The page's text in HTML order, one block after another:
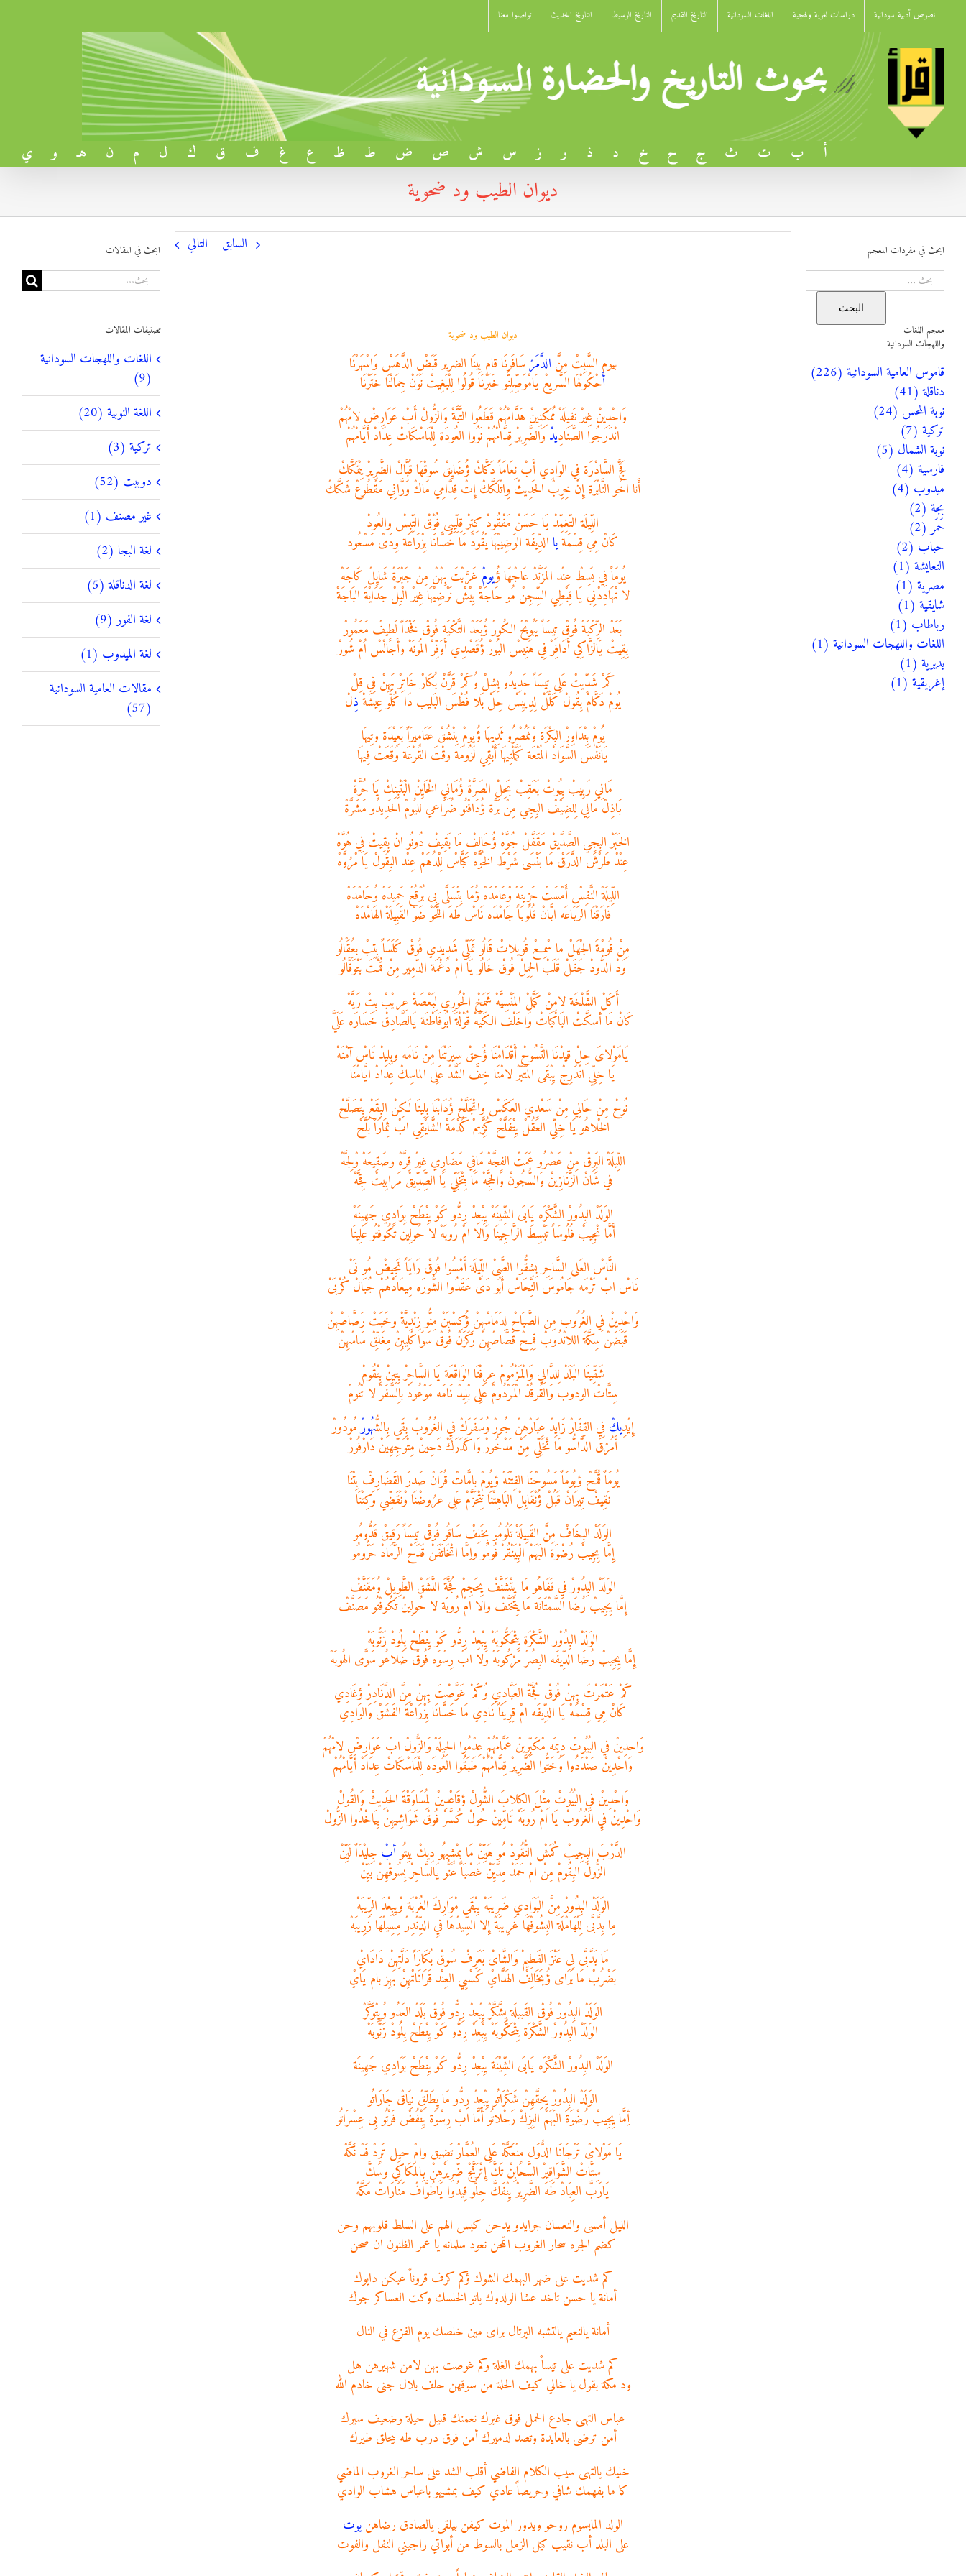
content
نصوص أدبية سودانية دراسات لغوية ولهجية اللغات السودانية التاريخ القديم التاريخ الوسيط التاريخ الحديث تواصلوا معنا
أ ب ت ث ج ح خ د ذ ر ز س ش ص ض ط ظ ع غ ف ق ك ل م ن هـ و ي
ديوان الطيب ود ضحوية
السابق التالي
ديوان الطيب ود ضحوية
بيوم السَّبِتْ مِنَّ الدَّمَرْ سَافَرنَا قام بِينَا الضرير قَبَضْ الدَّهَسْ وَاسْهَرْنَا
أَحْكُولْهَا السَّريعْ يَامْوَصِّلِنُّو خَبَرْنَا قُولُوا لِلْبَغِيتْ نَوَنْ جِمَالْنَا خَتَرْنَا
وَاحْدِينْ غِيرْ نَفِيلَهْ مُمَكِّنِينْ هَدَّامْهُمْ قَطَعُوا التَّبَّةْ وَالزُّولْ أَبْ عَوَارِضْ لامْهُمْ
انْدَرَجُوا الصَّنَادِيد ْ وَالضَّرِيرْ قِدَّامْهُمْ نَوُوا العُودَة لِلْمَاسْكَاتْ عِدَادْ أَيَّامْهُمْ
قَجَّ السَّادْرَة فِي الوَادِي أَبْ نِعَامَاً دَكَّكْ ؤُضَايِقْ سُوقْهَا قُبَّالْ الضَّرِيرْ يِتْمَكَّكْ
أَنا اخُو النَّايْرَة إِنْ خِرِبْ الحَدِيثْ وِاتْلَكَّكْ إِتْ قِدَّامِي مَاكْ وَرَّانِي مَقْطُوعْ شَكَّكْ
اللِّيلَة التّغِمِّدْ يَا حَسَنْ مَفْقُودْ كِتِرْ قِلِّيِبِى فُوْقْ التِّبِسْ والعُودْ
كَانْ مِي قِسْمَةياالدِّيفَة الوَضِيبْهَا يْقُودْ مَا خَسَّانَا بِزْرَاعَة وِدَىْ مَسْعُود
يُومَاً فِي بَسِطْ عِنْد المَزَنَّدْ عَاجْهَا ؤُيوم ْ غَرَّبْتَ بِهْنْ مِنْ جَبْرَةْ شَايِلْ كَاجَهْ
لا تْهَادِدْنِي يَا قِبْطِي السِّجِنْ مُو حَاجَةْ بِيْشْ نَرْضِيْهَا غِيرْ الْبِلْ جَدَايْةَ البَاجَةْ
بَعَدْ الرِّكْبَةْ فُوقْ تِيسَاً يَبُوبْحْ الكُورْ ؤُبَعَدْ التَّكْيَة فُوقْ فَخْدَاً لَطِيفْ مَعَمُورْ
بِقِيتْ يَالزَّاكِي أَدَافِرْ فِي هَنِيسْ البُورْ ؤُقَصْدِي أَوَفِّرْ المُونَهْ وأَجَالْسْ اُمْ شُورْ
كَمْ شَدِّيتْ عَلِى تِيسَاً حَدِيدُو بِشِلْ وُكَمْ قَرَّنْ بُكَارْ خَاتِرْ بَهِنْ فِي قِلْ
يُومْ دَكَّامْ بِقُولْ كَلَّلْ لِدِيْبِسْ حِلْ بَلا فُطْسَ البَليب دَا كُلُّو عِيشَةْذِلْ
يُومْ بِنْدَاوِرْ البِكْرَة وْنَمُصْرُو ثَدِيهَا ؤُيومْ بِنْشُقْ عَتَامِيرَاً بَعِيْدَة وتِيهَا
يَانَفْسَ السَّوَادْ المُتْعَة كَمَّلْتِيهَا أَبْقِي لَزُومَة وقْتَ القُرْعَة وَقَعَتْ فِيهَا
مَانِي رَبِيبْ بِيُوتْ بَعَقِبْ بَحِلْ الصَرَّةْ ؤُمَانِي الْخَايِنْ الْبَتْبِنِكْ يَا حُرَّةْ
بَاذِلْ مَالِي لِلضِيْفْ البِجِي مِنْ بَرَّة ؤُدَافْنُو ضُرَاعي لليُومْ الحَدِيدُو مَشَرَّةْ
الخَبَرْ البِجِي الصَّدَّيقْ مَقَفَّلْ جُوَّهْ ؤُحَالِفْ مَا بَقِيفْ دُونُو انْ بِقِيتْ فِي هُوَّهْ
عِنْدْ طَرْشَ الدَّرَقْ مَا بَنْسَى شَرْطَ الخُوَّهْ كَبَّاسْ لِلْدُهَمْ عِنْد البِقُولْ يَا مْرُوَّهْ
اللِّيلَةْ النَّفِسْ أَمْسَتْ حَزِينَهْ وْعَامْدَهْ ؤُمَا بِتْسَلَّى بِى بُرْقُعْ حَمِيدَهْ وُحَامْدَهْ
فَارَقْنَا الرَبَاعَه ابَّانْ قُلُوبَاً جَامْدَه نَاسْ طَهَ اللَّحَوْ ضَوْ القَبِيلَةْ الهَامْدَهْ
مِنْ قُومْةَ الجْهَلْ ما سْمِعْ قُويلاتْ قَالُو تَمَلِّي شَدِيدِي فُوقْ كَلَسَاً بِتِبْ بعُِقَْالُو
وَدْ الدُّودْ جَفَلْ قَلَبْ الحِمِلْ فُوقْ خَالُو يَا امْ دُغْمَة الدّمِير مِنْ قُمْتَ بَتْوَقَّالُو
أَكَلْ الشَّلْخَة لامِنْ كَمَّلْ المَنْسِيَّهْ شَمَخْ الْحُورِي لِبَعْصَةْ عِريْبْ بِتْ رَيَّهْ
كَانْ مَا أسكَّتْ البَاكْيَاتْ وَاخَلْف الكَيَّهْ قُوْلْةَ ابُوفَاطْنَة يَالصَّادِقْ خَسَارَه عَلَيَّ
يَامَوْلاىَ حِلْ قيدْنَا التَّسُوحْ أَقْدَامْنَا ؤُحِقْ سِيرَتْنَا مِنْ نَامَه وبِلِيدْ نَاسْ آمْنَهْ
يَا خِلِّي انْدَرِجْ يِبْقَى المَتَبَّرْ لامْنَا خِفَّ الشَّدْ عَلِى الماسِكْ عِدَادْ ايَّامْنَا
نُوحْ مِنْ حَالِي مِنْ سَعْدِي العَكَسْ وِاتْجَلَّحْ ؤُدَابْنَا بِلِينَا لَكِنْ البِقَعْ بِتْصَلَّحْ
الخْلاهُو يَا خِلِّي العَقُلْ يِتْفَلَّحْ كُزِّيمْ كُدْمَةْ الشَّايْقِي ابْ ثِمَارَاً بَلَّحْ
اللِّيلَةْ البَرِقْ مِنْ عَصْرُو عَمَتْ الفِجَّهْ مَافِي مَضَارِي غِيرْ قِرَّهْ وصَقِيعَهْ وْلِجَّهْ
في شَانْ الزَّنَازِينْ وَالسُّجُونْ وَالحِجَّهْ مَا بِتْخَلِّي يَا الصِّدِّيقْ مَرابِيتْ قِجَّهْ
الوَلَدْ البِدُورْ الشَّكْرَه يَابَى الشِّينَهْ يِبْعِدْ رِدُّو كَوْ يِنْطَحْ بِوَادِي جَهِينَهْ
أَمَّا نْجِيبْ فُلُوسَاً تَبْسِطَ الرَّاجِينَا وَالا امْ رُوبَهْ لا حُولِين تَكُوفْتُو عَلِينَا
النَّاسْ العَلى السَّاحِر بِشِقُّوا الصَّىْ اللِّيلَة أَمْسُوا فُوقْ رَايَاً نَجِيضْ مُو نَىْ
نَاسْ ابْ تَرْمَه جَامُوسَ النِّحَاسْ أَبُو دَىْ عَقَدُوا الشُّورَه مِيعَادْهُمْ جُبَالْ كُرْبَىْ
وَاحْدِينْ فِي الغُرُوب مِن الصَّبَاحْ لِدَمَاسْهِنْ ؤُكِسْبَنْ مِنُّو زِنْدِيَّةْ وخَبَتْ رَصَّاصْهِنْ
قَبَضَنْ سِكَّةَ اللانْدُوبْ قِمِحْ قَصَّاصْهِنْ رَكَزَنْ فُوقْ سَوَاكْلِيبِنْ مِغَلِّقْ سَاسْهِنْ
شَقِّينَا البَلَدْ لِلدَّالِي وَالْمَزْمُومْ عِرِفْنَا الوَاقْعَة يَا السَّاحِرْ بِتِينْ بِتْقُومْ
سِتَّاتْ الودوب وَالقُرقُدْ الْمَرْدُومْ عَلِى بْلِيدْ نَامَه مَوْعُودْ باِلسَّفَرْ لا تْنُومْ
إِيْدِيك ْ فِي القِفَارْ زَايِدْ عِبَارْهِنْ جُورْ وُسَفَرَكْ فيِ الغُرُوبْ بِقَى بِالشُّهُورْ مُودُورْ
أَمُرْقَ الدَّاسُّو مَا تْخَلِّي مِنْ مَدْخُورْ وَاكَدَرَكْ دَحِينْ مِتْوَجِّهِينْ دَارْفُورْ
يُومَاً قُمَّحْ ؤيُومَاً مَسُوحْنَا الفِتْنَهْ ؤيُومْ بامَّاتْ قُرَانْ صَدرَ القَضَارِفْ بِتْنَا
نَقِيفْ تِيرَانْ قَبُلْ ؤُنْقَابِلْ البَاهِتْنَا نِتْحَزَّمْ عَلِى عرُوضْنَا وْنَقَضِّي وَكِتْنَا
الوَلَدْ البِخَافْ مِنَّ القَبِيلَةْ تَلُومُو بِخَلِفْ سَاقُو فُوقْ تيِسَاً رَقِيقْ قَدُّومُو
إِمَّا يِجِيبْ رُضْوَة البَهَمْ الْبِيَنْقُرْ فُومُو واِمَّا اتْخَاتَفَنْ قَدَحْ الرَّمَادْ حَرُّومُو
الوَلَدْ البِدُورْ فيِ قَفَاهُو مَا يِتْشَنَّفْ يِحَجِمْ قُجَّةَ اللَّشَقْ الطَّوِيلْ وُمَقَنَّفْ
إِمَّا يِجِيبْ رُضَا السَّمْتَانَة مَا يِتْخَنَّفْ والا امْ رُوبَة لا حُولِينْ تَكُوفْتُو مَصَنَّفْ
الوَلَدْ البِدُوْر الشَّكْرَة يِتْحَكُّوبَهْ يِبْعِدْ رِدُّو كَوْ يِنْطَحْ بِلُودْ زَنُّوبَهْ
إِمَّا يِجِيبْ رُضَا الدِّيفَه البِصُرْ مَرْكُوبَهْ وَلا ابْ رِسْوَه فُوقْ ضَلاعُو سَوَّى الهُوبَهْ
كَمْ عَتْمَرْتَ بِهنْ فُوقْ قُجَّةْ العَبَّادِي وُكَمْ غَوَّصْتَ بِهنْ مِنَّ الدَّنَادِرْ ؤغَادِي
كَانْ مِي قِسْمَهْ يَا الدِّيفَه امْ قِرِينَاً نَادِي مَا خَسَّانَا بِزْرَاعْةَ الفَشَقْ وَالوَادِي
وَاحدِينْ في البُيُوتْ دِيمَه مْكَبِّرِينْ عَمَّامْهُمْ عِدْمُوا الحِيلَهْ وَالزُّولْ ابْ عَوَارِضْ لامْهُمْ
وَاحْدِينْ صَنْدَدُوا وُخَتُّوا الضَّرِيرْ قِدَّامْهُمْ طَبَقُوا العُودَه لِلْمَاسْكَاتْ عِدَادْ أَيَّامْهُمْ
وَاحْدِينْ فيِ البُيُوتْ مِتْلَ الكِلابَ الشُّولْ ؤقَاعْدِينْ لِمُسَاوَقْةَ الحَدِيثْ وَالقُولْ
وَاحْدِينْ فيِ الغُرُوبْ يَا امْ رُوبَهْ تَامِّينْ حُولْ كُسَّرْ فُوقْ شَوَاشِيهِنْ بِيَاخْدُوا الزُّولْ
الدَّرْبَ البِجِيبْ كُمَشْ النُّقُودْ مُو هَيِّنْ مَا بِمْشِيهُو دِيكْ بيِتُوأب ْ جِليْدَاً لَيِّنْ
الزُّولْ البِقُومْ مِنْ امْ حَمَدْ مِدَّيِّنْ غَصْبَاً عَنُّو يَالسَّاحِرْ بِسُوقْهِنْ بَيِّنْ
الوَلَدْ البِدُورْ مِنَّ البَوَادِي ضَرِيبَهْ يِبْقَى مْوَارِكَ الغُرْبَة وْيِبِعْدَ الرِّيبَهْ
مِا بِدَّبَّى لِلْهَامْلَة البِشُوفْهَا غَرِيبَةْ إِلا السِّيدْهَا فيِ الدِّنْدِرْ مِسِيلْهَا زَرِيبَهْ
مَا بَدَّبَّى لِى عَنْزَ الفَطِيمْ وَالشَّاىْ بَعَرِفْ سُوقْ بُكَارَاً دَلَّتِهنْ دَادَايْ
بَضْرُبْ مَا بَرَاى ؤُبَخَالِفْ الهَدَّايْ كَسْبِي العِنْد قَرَانَاتْهِنْ بَهِز بام يَايْ
الوَلَدْ البِدُورْ فُوقْ القَبيلَة يِشَّكَّرْ يِبْعِدْ رِدُّو فُوقْ بَلَدْ العَدُو وُيِتْوَكَّرْ
الوَلَدْ البِدُورْ الشَّكْرَة يِتْحَكُّوبَهْ يِبْعِدْ رِدُّو كَوْ يِنْطَحْ بِلُودْ زَنٌّوبَهْ
الوَلَدْ البِدُورْ الشَّكْرَه يَابَى الشِّيْنَة يِبْعِدْ رِدُّو كَوْ يِنْطَحْ بَوَادِي جَهِينَة
الوَلَدْ البِدُورْ يِحِقَّهِنْ شَكْرَاتُو يِبْعِدْ رِدُّو مَا يِطَلِّقْ نِيَاقْ جَارَاتُو
أِمَّا يِجِيبْ رُضْوَةَ البَهَمْ البِزِكْ رَحْلاتُو أَمَّا ابْ رِسْوَة يِنْفُضْ فَرْتُو بِى عِسْرَاتُو
يَا مَوْلاىْ تَرْجَانَا الدُّوَل مِنْعَكَّهْ عَلِى العُمَّارْ تَضِيق وامْ حيِل تَرِدْ فَدْ نَكَّهْ
سِتَّاتْ الشَّوَاقِيرْ السَّحَابِنْ تَكَّ إِتْرَتَّجْ ضّرِيرْهِنْ بِالمَكَاكِي وسَكَّ
يَارَبَّ العِبَادْ طَهَ الضَّرِيرْ يِنْفَكَّ حِلُّو قِيدُوا يَاطُوَّافْ مَنَارَاتْ مَكَّهْ
الليل أمسى والنعسان جرايدو يدحن كبس الهم على السلط قلوبهم وحن
كضم الجره سحار الغروب اتمحن نعود سلمانه يا عمر الظنون ان صحن
كم شديت على ضهر البهمك الشوك ؤكم كرف قروناً عبكن دايوك
أمانة يا حسن تاخد عشا الولدوك ياتو الخلسك وكت العساكر جوك
أمانة يالنعيم يالتشبه البرتال براى مين خلصك يوم الفزع في النال
كم شديت على تيساً بهمك الغلة وكم غوصت بهن لامن شهيرهن هل
ود مكة بقول يا خالي كيف الحلة من سوقهن حلف بلال جنى خادم الله
عباس التهى جادع الحمل فوق غيرك نعمنك قليل حيلة وضعيف سيرك
أمن ترضى بالعايدة وتصد لدميرك أمن فوق درب طه بيحلق طيرك
خليك يالتهى سيب الكلام الفاضي أقلب الشد على ساحر الغروب الماضي
كا ما بفهمك شافي وحريصاً عادي كيف بمشيهو باعباس هشاب الوادي
الولد المابسوم روحو ويدور الموت كيفن بيلقى يالصادق رضاهنيوت
على البلد أب نقيب كيل الزمل بالسوط من أبواتي راجيني النفل والفوت
ابحث في المقالات
البحث
عن:
تصنيفات المقالات
اللغات واللهجات السودانية
(9)
اللغة النوبية (20)
تركية (3)
دوبيت (52)
غير مصنف (1)
لغة البجا (2)
لغة الدناقلة (5)
لغة الفور (9)
لغة الميدوب (1)
مقالات العامية السودانية
(57)
ابحث في مفردات المعجم
البحث
البحث
معجم اللغات
واللهجات السودانية
قاموس العامية السودانية (226)
دناقلة (41)
نوبة المحس (24)
تركية (7)
نوبة الشمال (5)
فارسية (4)
ميدوب (4)
بجة (2)
حَمَر (2)
حباب (2)
التعايشة (1)
مصرية (1)
شايقية (1)
رباطاب (1)
اللغات واللهجات السودانية (1)
بديرية (1)
إغريقية (1)